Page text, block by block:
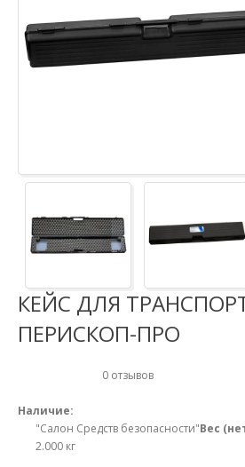
КЕЙС ДЛЯ
ПЕРИСКОП-ПРО
0 отзывов
Наличие:
"Салон Средств безопасности"Вес
2.000 кг